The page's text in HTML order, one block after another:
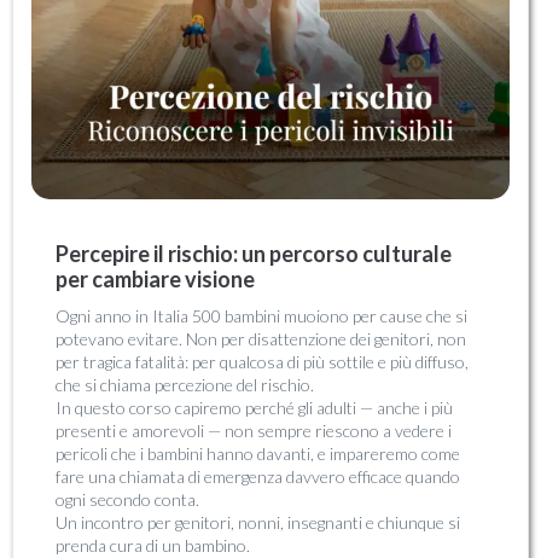
Percepire il rischio: un percorso culturale
per cambiare visione
Ogni anno in Italia 500 bambini muoiono per cause che si
potevano evitare. Non per disattenzione dei genitori, non
per tragica fatalità: per qualcosa di più sottile e più diffuso,
che si chiama percezione del rischio.
In questo corso capiremo perché gli adulti — anche i più
presenti e amorevoli — non sempre riescono a vedere i
pericoli che i bambini hanno davanti, e impareremo come
fare una chiamata di emergenza davvero efficace quando
ogni secondo conta.
Un incontro per genitori, nonni, insegnanti e chiunque si
prenda cura di un bambino.